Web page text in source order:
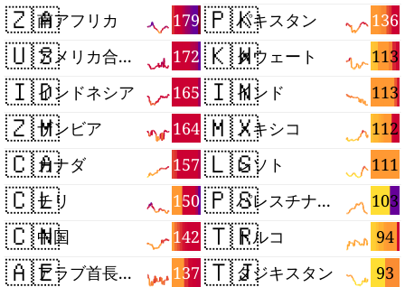
🇿🇦 179
南アフリカ
🇺🇸 172
アメリカ合衆国
🇮🇩 165
インドネシア
🇿🇲 164
ザンビア
🇨🇦 157
カナダ
🇨🇱 150
チリ
🇨🇳 142
中国
🇦🇪 137
アラブ首長国連邦
🇵🇰 136
パキスタン
🇰🇼 113
クウェート
🇮🇳 113
インド
🇲🇽 112
メキシコ
🇱🇸 111
レソト
🇵🇸 103
パレスチナ自治区
🇹🇷 94
トルコ
🇹🇯 93
タジキスタン